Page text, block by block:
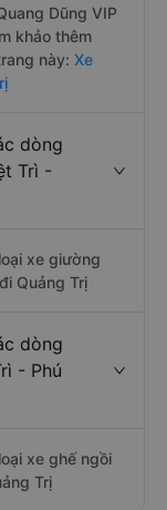
Dũng VIP
khảo thêm
này: Xe
dòng
Trì -
xe giường
Quảng Trị
dòng
- Phú
xe ghế ngồi
Trị